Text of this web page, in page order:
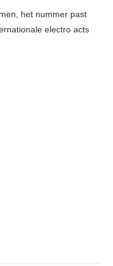
het nummer past
electro acts